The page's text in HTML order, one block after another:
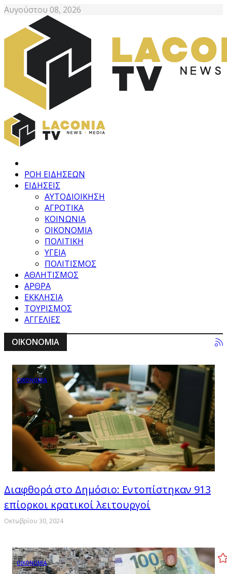
Αυγούστου 08, 2026
ΡΟΗ ΕΙΔΗΣΕΩΝ
ΕΙΔΗΣΕΙΣ
ΑΥΤΟΔΙΟΙΚΗΣΗ
ΑΓΡΟΤΙΚΑ
ΚΟΙΝΩΝΙΑ
ΟΙΚΟΝΟΜΙΑ
ΠΟΛΙΤΙΚΗ
ΥΓΕΙΑ
ΠΟΛΙΤΙΣΜΟΣ
ΑΘΛΗΤΙΣΜΟΣ
ΑΡΘΡΑ
ΕΚΚΛΗΣΙΑ
ΤΟΥΡΙΣΜΟΣ
ΑΓΓΕΛΙΕΣ
ΟΙΚΟΝΟΜΙΑ
ΟΙΚΟΝΟΜΙΑ
Διαφθορά στο Δημόσιο: Εντοπίστηκαν 913
επίορκοι κρατικοί λειτουργοί
Οκτωβρίου 30, 2024
ΟΙΚΟΝΟΜΙΑ